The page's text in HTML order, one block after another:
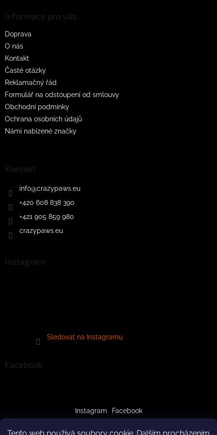
Informace pro vás
Doprava
O nás
Kontakt
Časté otázky
Reklamačný řád
Formulář na odstoupení od smlouvy
Obchodní podmínky
Ochrana osobních údajů
Námi nabízené značky
Kontakt
info@crazypaws.eu
+420 608 838 390
+421 905 859 980
crazypaws.eu
Instagram
Sledovat na Instagramu
Facebook
Instagram Facebook